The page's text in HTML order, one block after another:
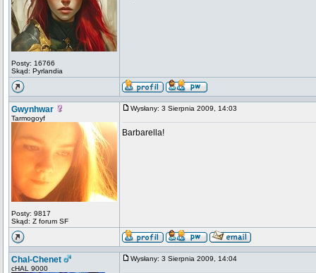
Posty: 16766
Skąd: Pyrlandia
Gwynhwar
Tarmogoyf
Posty: 9817
Skąd: Z forum SF
Wysłany: 3 Sierpnia 2009, 14:03
Barbarella!
Chal-Chenet
cHAL 9000
Wysłany: 3 Sierpnia 2009, 14:04